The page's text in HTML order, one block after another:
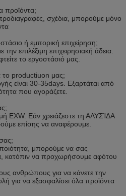
σχέδια, μπορούμε μόνο
ή εμπορική επιχείρηση;
επιλέξιμη επιχειρησιακή άδεια.
το εργοστάσιό μας.
productiuon μας;
είναι 30-35days. Εξαρτάται από
που αγοράζετε.
EXW. Εάν χρειάζεστε τη ΑΛΥΣΊΔΑ
επίσης να αναφέρουμε.
μπορούμε να σας
κατόπιν να προχωρήσουμε αφότου
ανθρώπους για να κάνετε την
για να εξασφαλίσει όλα προϊόντα